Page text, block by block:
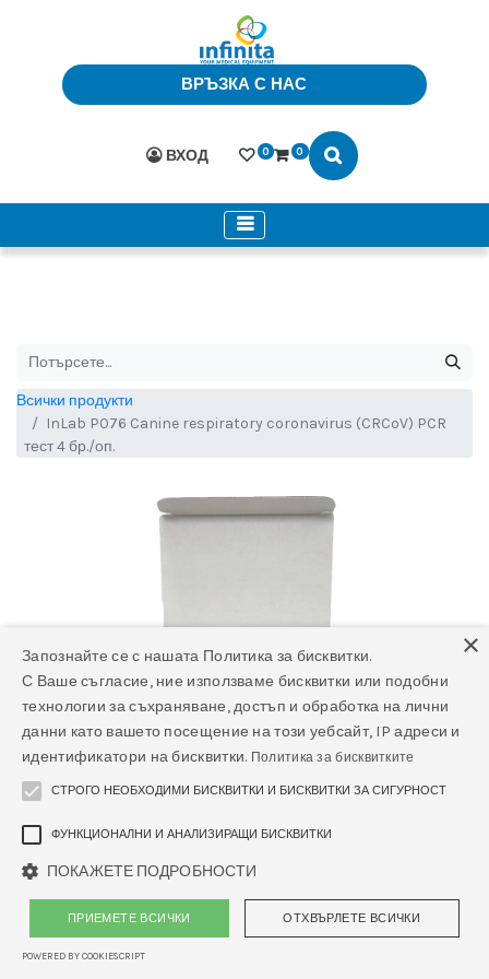
ВРЪЗКА С НАС
ВХОД 0 0
Всички продукти
InLab P076 Canine respiratory coronavirus (CRCoV) PCR
тест 4 бр./оп.
InLab P076 Canine respiratory
coronavirus (CRCoV) PCR тест 4 бр./
×
Запознайте се с нашата Политика за бисквитки.
С Ваше съгласие, ние използваме бисквитки или подобни
технологии за съхраняване, достъп и обработка на лични
данни като вашето посещение на този уебсайт, IP адреси и
идентификатори на бисквитки. Политика за бисквитките
СТРОГО НЕОБХОДИМИ БИСКВИТКИ И БИСКВИТКИ ЗА СИГУРНОСТ
ФУНКЦИОНАЛНИ И АНАЛИЗИРАЩИ БИСКВИТКИ
ПОКАЖЕТЕ ПОДРОБНОСТИ
ПРИЕМЕТЕ ВСИЧКИ ОТХВЪРЛЕТЕ ВСИЧКИ
POWERED BY COOKIESCRIPT